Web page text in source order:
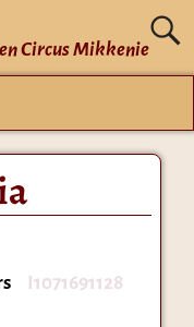
Circus Mikkenie
I1071691128